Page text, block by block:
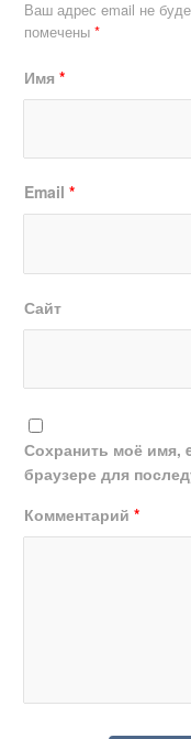
Ваш адрес email не
помечены*
Имя*
Email*
Сайт
Сохранить моё имя,
браузере для
Комментарий*